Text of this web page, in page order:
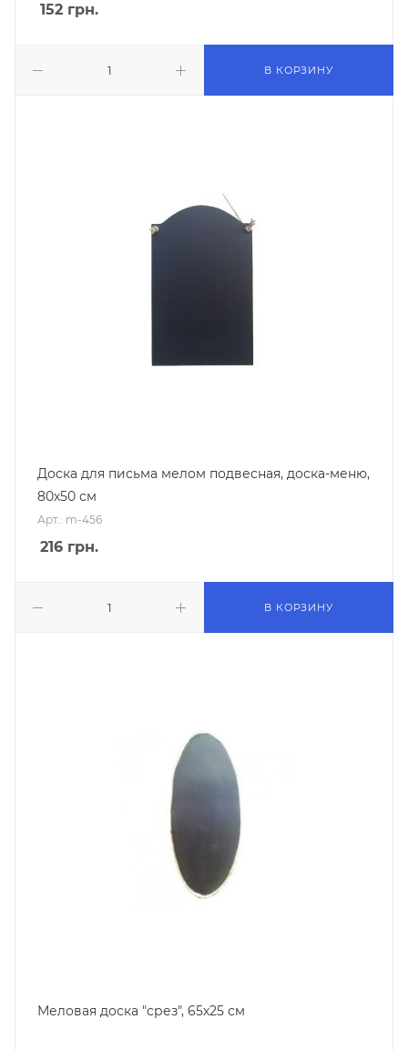
152 грн.
В КОРЗИНУ
Доска для письма мелом подвесная, доска-меню,
80х50 см
Арт.: m-456
216 грн.
В КОРЗИНУ
Меловая доска "срез", 65х25 см